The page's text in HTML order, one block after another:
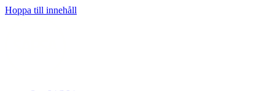
Hoppa till innehåll